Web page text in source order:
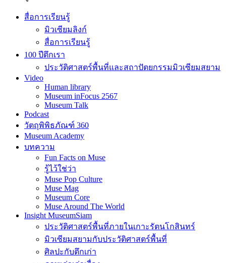
สื่อการเรียนรู้
มิวเซียมลิงก์
สื่อการเรียนรู้
100 ปีตึกเรา
ประวัติศาสตร์พื้นที่และสถาปัตยกรรมมิวเซียมสยาม
Video
Human library
Museum inFocus 2567
Museum Talk
Podcast
วัตถุพิพิธภัณฑ์ 360
Museum Academy
บทความ
Fun Facts on Muse
รู้ไว้ใช่ว่า
Muse Pop Culture
Muse Mag
Museum Core
Muse Around The World
Insight MuseumSiam
ประวัติศาสตร์พื้นที่ภายในเกาะรัตนโกสินทร์
มิวเซียมสยามกับประวัติศาสตร์พื้นที่
ศิลปะกับตึกเก่า